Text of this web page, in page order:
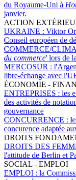
du Royaume-Uni à
janvier.
ACTION
UKRAINE : Viktor
Conseil européen de
COMMERCE/
du commerce' lors de
MERCOSUR :
libre-échange avec
ÉCONOMIE -
ENTREPRISES : les
des activités de
gouvernance
CONCURRENCE :
concurence adaptée
DROITS
DROITS DES
l'attitude de Berlin et
SOCIAL - EMPLOI
EMPLOI : la